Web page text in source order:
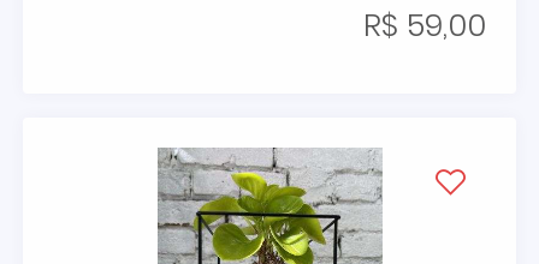
R$ 59,00